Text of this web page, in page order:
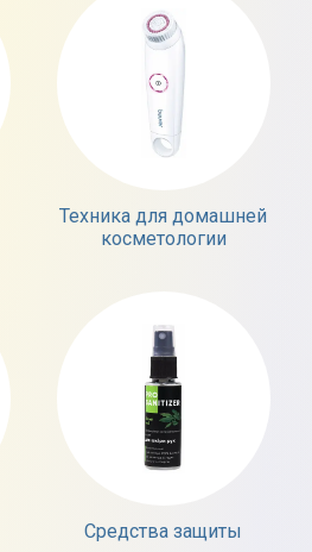
Техника для домашней
косметологии
Средства защиты